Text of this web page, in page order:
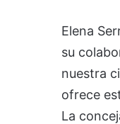
Elena
su
nuestra
ofrece
La